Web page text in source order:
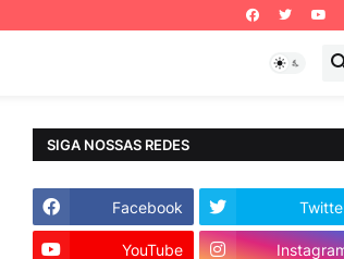
SIGA NOSSAS REDES
Facebook
YouTube